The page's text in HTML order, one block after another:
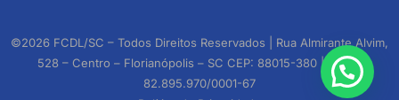
©2026 FCDL/SC – Todos Direitos Reservados | Rua Almirante Alvim,
528 – Centro – Florianópolis – SC CEP: 88015-380 | CNPJ:
82.895.970/0001-67